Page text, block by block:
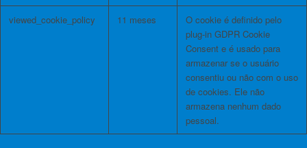
viewed_cookie_policy 11 meses
O cookie é definido pelo
plug-in GDPR Cookie
Consent e é usado para
armazenar se o usuário
consentiu ou não com o uso
de cookies. Ele não
armazena nenhum dado
pessoal.